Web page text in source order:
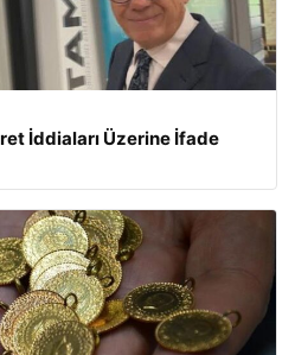
İddiaları Üzerine İfade